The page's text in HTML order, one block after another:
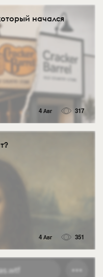
начался
4 Авг 317
4 Авг 351